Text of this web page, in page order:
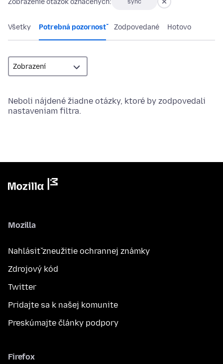
Zobrazenie otázok označených: sync
Všetky Potrebná pozornosť Zodpovedané Hotovo
Neboli nájdené žiadne otázky, ktoré by zodpovedali
nastaveniam filtra.
Mozilla
Nahlásiť zneužitie ochrannej známky
Zdrojový kód
Twitter
Pridajte sa k našej komunite
Preskúmajte články podpory
Firefox